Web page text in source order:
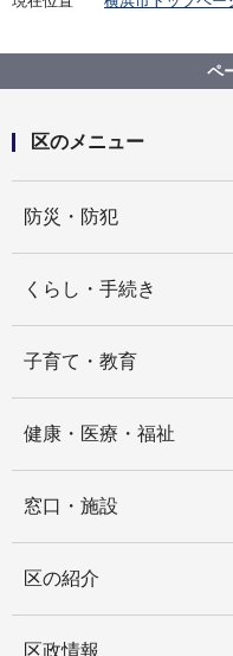
2025（令和7）年7
ペ
区のメニュー
防災・防犯
くらし・手続き
子育て・教育
健康・医療・福祉
窓口・施設
区の紹介
区政情報